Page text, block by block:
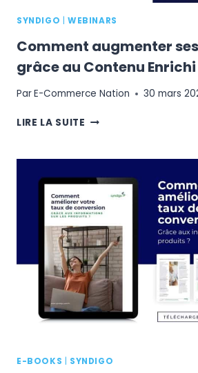
SYNDIGO WEBINARS
Comment augmenter
grâce au Contenu Enrichi
ParE-Commerce Nation 30 mars
LIRE LA SUITE COMMENT
VENTES
GRÂCE
CONTENU
ENRICHI
?
E-BOOKS SYNDIGO